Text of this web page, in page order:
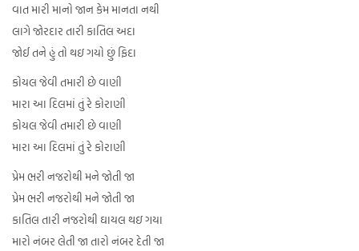
વાત મારી માનો જાન કેમ માનતા નથી
લાગે જોરદાર તારી કાતિલ અદા
જોઈ તને હું તો થઇ ગયો છું ફિદા
કોયલ જેવી તમારી છે વાણી
મારા આ દિલમાં તું રે કોરાણી
કોયલ જેવી તમારી છે વાણી
મારા આ દિલમાં તું રે કોરાણી
પ્રેમ ભરી નજરોથી મને જોતી જા
પ્રેમ ભરી નજરોથી મને જોતી જા
કાતિલ તારી નજરોથી ઘાયલ થઇ ગયા
મારો નંબર લેતી જા તારો નંબર દેતી જા